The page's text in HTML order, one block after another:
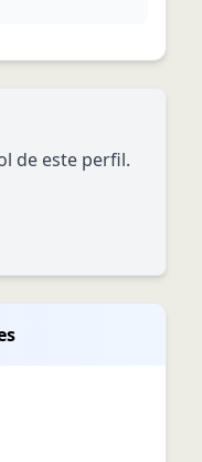
de este perfil.